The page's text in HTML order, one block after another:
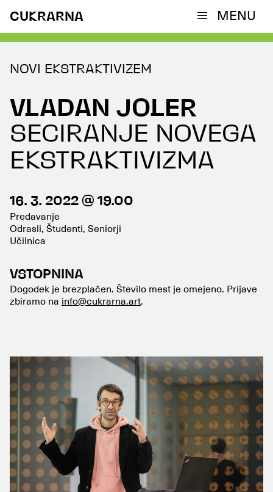
CUKRARNA MENU
NOVI EKSTRAKTIVIZEM
VLADAN JOLER
SECIRANJE NOVEGA
EKSTRAKTIVIZMA
16. 3. 2022 @ 19.00
Predavanje
Odrasli, Študenti, Seniorji
Učilnica
VSTOPNINA
Dogodek je brezplačen. Število mest je omejeno. Prijave
zbiramo na info@cukrarna.art.